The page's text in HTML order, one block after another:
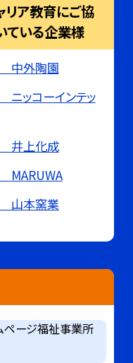
リア教育にご協
ている企業様
中外陶園
ッコーインテッ
井上化成
MARUWA
山本窯業
ページ福祉事業所